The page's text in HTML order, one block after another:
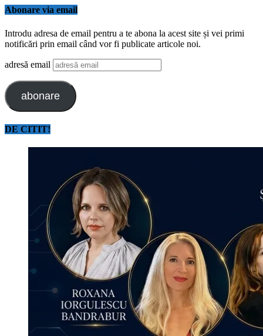
Abonare via email
Introdu adresa de email pentru a te abona la acest site și vei primi
notificări prin email când vor fi publicate articole noi.
adresă email
abonare
DE CITIT!